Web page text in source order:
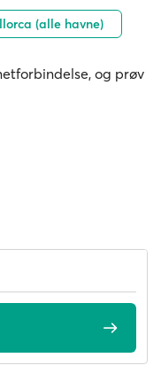
(alle havne)
og prøv